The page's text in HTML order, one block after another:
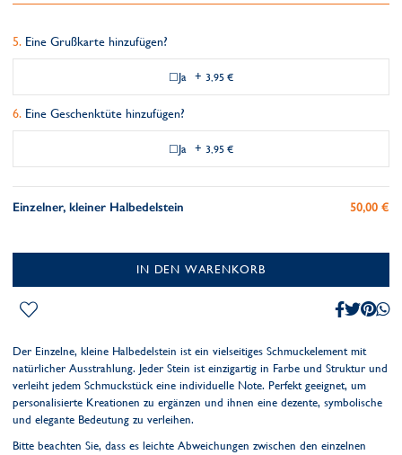
Eine Grußkarte hinzufügen?
Ja + 3,95 €
Eine Geschenktüte hinzufügen?
Ja + 3,95 €
Einzelner, kleiner Halbedelstein 50,00 €
IN DEN WARENKORB
Der Einzelne, kleine Halbedelstein ist ein vielseitiges Schmuckelement mit
natürlicher Ausstrahlung. Jeder Stein ist einzigartig in Farbe und Struktur und
verleiht jedem Schmuckstück eine individuelle Note. Perfekt geeignet, um
personalisierte Kreationen zu ergänzen und ihnen eine dezente, symbolische
und elegante Bedeutung zu verleihen.
Bitte beachten Sie, dass es leichte Abweichungen zwischen den einzelnen